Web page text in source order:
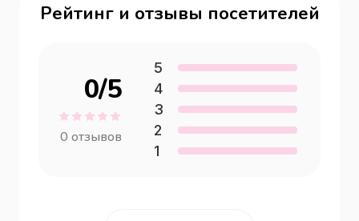
Рейтинг и отзывы посетителей
0/5
0 отзывов
5
4
3
2
1